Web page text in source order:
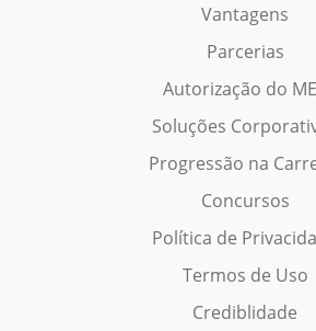
Vantagens
Parcerias
Autorização do
Soluções
Progressão na
Concursos
Política de
Termos de Uso
Crediblidade